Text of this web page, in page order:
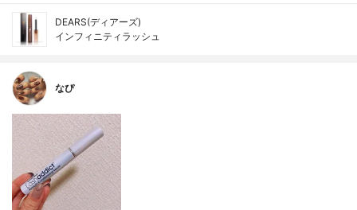
DEARS(ディアーズ)
インフィニティラッシュ
なぴ